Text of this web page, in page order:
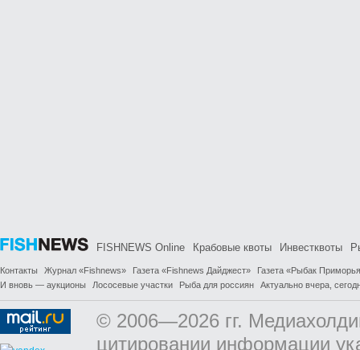
FISHNEWS Online Крабовые квоты Инвестквоты
Контакты Журнал «Fishnews» Газета «Fishnews Дайджест»
Газета «Рыбак
И вновь — аукционы
Лососевые участки Рыба для россиян Актуально вчера,
© 2006—2026 гг.
цитировании информации